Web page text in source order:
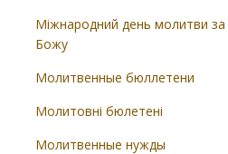
Міжнародний день молитви за
Божу
Молитвенные бюллетени
Молитовні бюлетені
Молитвенные нужды